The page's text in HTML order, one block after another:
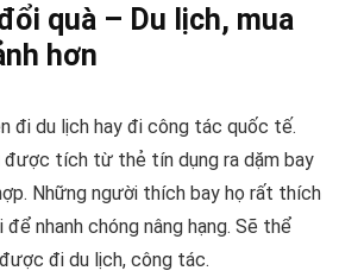
quà – Du lịch, mua
hơn
đi du lịch hay đi công tác quốc tế.
tích từ thẻ tín dụng ra dặm bay
Những người thích bay họ rất thích
nhanh chóng nâng hạng. Sẽ thể
đi du lịch, công tác.